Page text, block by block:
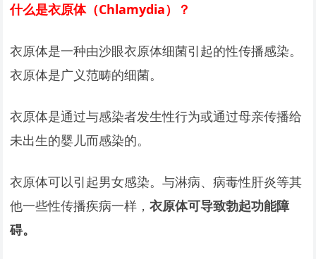
什么是衣原体（Chlamydia）？
衣原体是一种由沙眼衣原体细菌引起的性传播感染。
衣原体是广义范畴的细菌。
衣原体是通过与感染者发生性行为或通过母亲传播给
未出生的婴儿而感染的。
衣原体可以引起男女感染。与淋病、病毒性肝炎等其
他一些性传播疾病一样，衣原体可导致勃起功能障
碍。